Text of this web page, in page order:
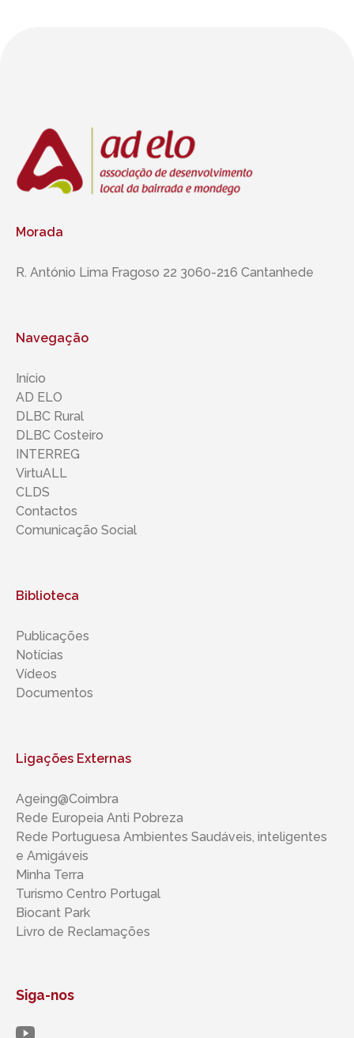
Morada
R. António Lima Fragoso 22 3060-216 Cantanhede
Navegação
Início
AD ELO
DLBC Rural
DLBC Costeiro
INTERREG
VirtuALL
CLDS
Contactos
Comunicação Social
Biblioteca
Publicações
Notícias
Vídeos
Documentos
Ligações Externas
Ageing@Coimbra
Rede Europeia Anti Pobreza
Rede Portuguesa Ambientes Saudáveis, inteligentes ​​
e Amigáveis
Minha Terra
Turismo Centro Portugal
Biocant Park
Livro de Reclamações
Siga-nos